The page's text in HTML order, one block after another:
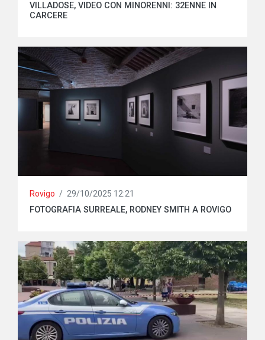
VILLADOSE, VIDEO CON MINORENNI: 32ENNE IN
CARCERE
Rovigo / 29/10/2025 12:21
FOTOGRAFIA SURREALE, RODNEY SMITH A ROVIGO